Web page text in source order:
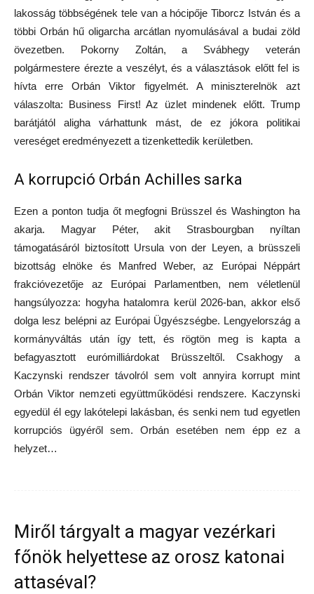
lakosság többségének tele van a hócipője Tiborcz István és a
többi Orbán hű oligarcha arcátlan nyomulásával a budai zöld
övezetben. Pokorny Zoltán, a Svábhegy veterán
polgármestere érezte a veszélyt, és a választások előtt fel is
hívta erre Orbán Viktor figyelmét. A miniszterelnök azt
válaszolta: Business First! Az üzlet mindenek előtt. Trump
barátjától aligha várhattunk mást, de ez jókora politikai
vereséget eredményezett a tizenkettedik kerületben.
A korrupció Orbán Achilles sarka
Ezen a ponton tudja őt megfogni Brüsszel és Washington ha
akarja. Magyar Péter, akit Strasbourgban nyíltan
támogatásáról biztosított Ursula von der Leyen, a brüsszeli
bizottság elnöke és Manfred Weber, az Európai Néppárt
frakcióvezetője az Európai Parlamentben, nem véletlenül
hangsúlyozza: hogyha hatalomra kerül 2026-ban, akkor első
dolga lesz belépni az Európai Ügyészségbe. Lengyelország a
kormányváltás után így tett, és rögtön meg is kapta a
befagyasztott eurómilliárdokat Brüsszeltől. Csakhogy a
Kaczynski rendszer távolról sem volt annyira korrupt mint
Orbán Viktor nemzeti együttműködési rendszere. Kaczynski
egyedül él egy lakótelepi lakásban, és senki nem tud egyetlen
korrupciós ügyéről sem. Orbán esetében nem épp ez a
helyzet…
Miről tárgyalt a magyar vezérkari
főnök helyettese az orosz katonai
attaséval?